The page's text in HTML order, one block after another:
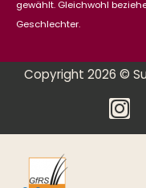
gewählt. Gleichwohl
Geschlechter.
Copyright 2026 ©